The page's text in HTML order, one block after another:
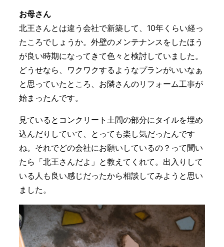
お母さん
北王さんとは違う会社で新築して、10年くらい経っ
たころでしょうか。外壁のメンテナンスをしたほう
が良い時期になってきて色々と検討していました。
どうせなら、ワクワクするようなプランがいいなぁ
と思っていたところ、お隣さんのリフォーム工事が
始まったんです。
見ているとコンクリート土間の部分にタイルを埋め
込んだりしていて、とっても楽し気だったんです
ね。それでどの会社にお願いしているの？って聞い
たら「北王さんだよ」と教えてくれて。出入りして
いる人も良い感じだったから相談してみようと思い
ました。